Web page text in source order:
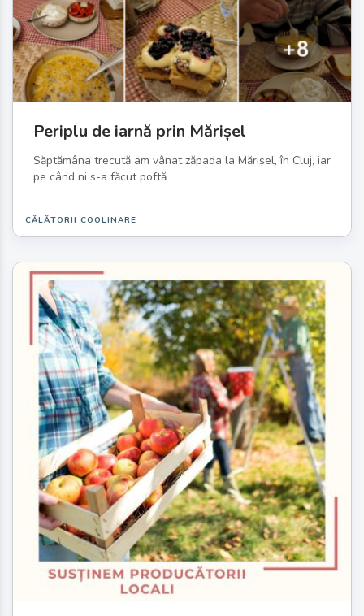
Periplu de iarnă prin Mărișel
Săptămâna trecută am vânat zăpada la Mărișel, în Cluj, iar
pe când ni s-a făcut poftă
CĂLĂTORII COOLINARE